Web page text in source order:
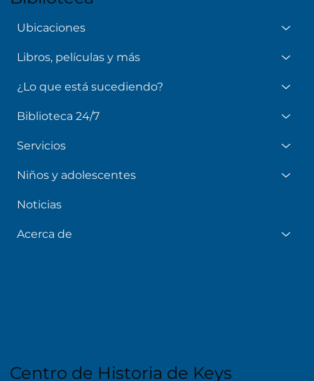
Ubicaciones
Libros, películas y más
¿Lo que está sucediendo?
Biblioteca 24/7
Servicios
Niños y adolescentes
Noticias
Acerca de
Centro de Historia de Keys